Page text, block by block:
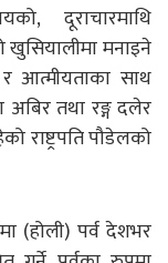
दूराचारमाथि
खुसियालीमा मनाइने
र आत्मीयताका साथ
तथा रङ्ग दलेर
राष्ट्रपति पौडेलको
(होली) पर्व देशभर